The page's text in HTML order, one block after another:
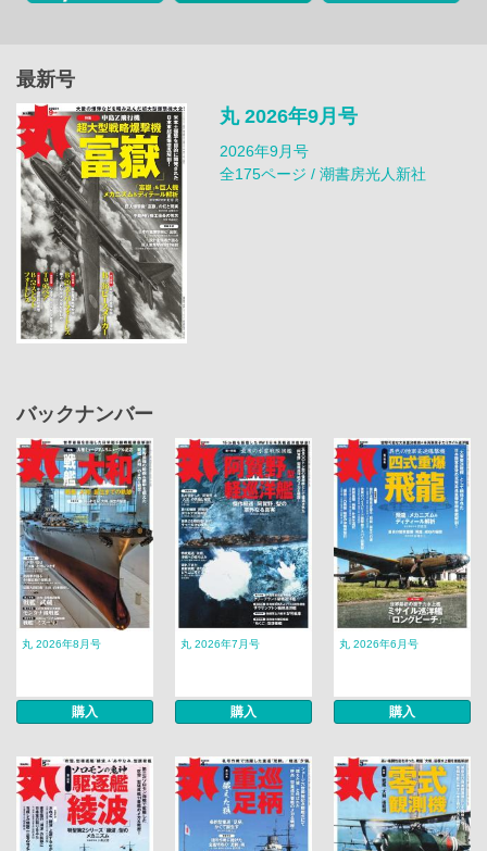
最新号
丸 2026年9月号
2026年9月号
全175ページ / 潮書房光人新社
バックナンバー
丸 2026年8月号
購入
丸 2026年7月号
購入
丸 2026年6月号
購入